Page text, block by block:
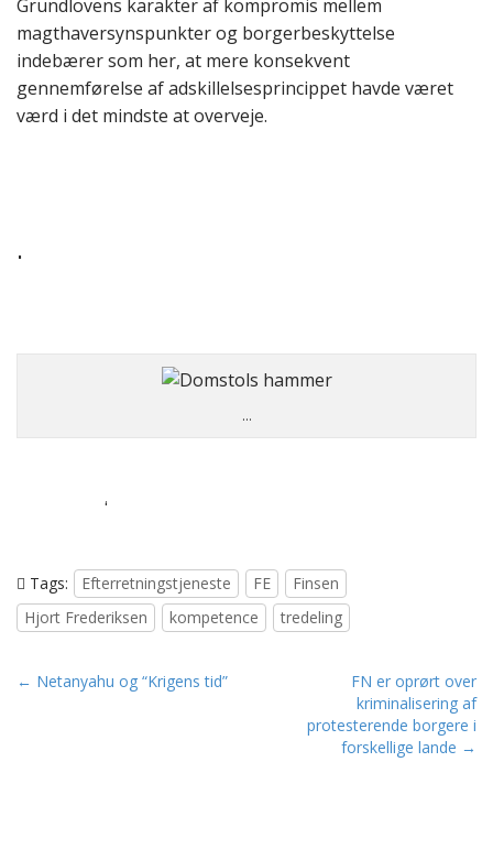
Grundlovens karakter af kompromis mellem
magthaversynspunkter og borgerbeskyttelse
indebærer som her, at mere konsekvent
gennemførelse af adskillelsesprincippet havde været
værd i det mindste at overveje.
.
…
‘
Tags: Efterretningstjeneste FE
Finsen
Hjort Frederiksen
kompetence tredeling
P
← Netanyahu og “Krigens tid”
FN er oprørt over
kriminalisering af
protesterende borgere i
forskellige lande →